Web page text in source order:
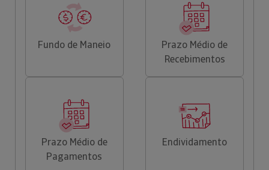
Fundo de Maneio
Prazo Médio de
Recebimentos
Prazo Médio de
Pagamentos
Endividamento